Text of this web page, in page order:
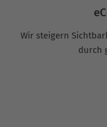
Wir steigern
durch